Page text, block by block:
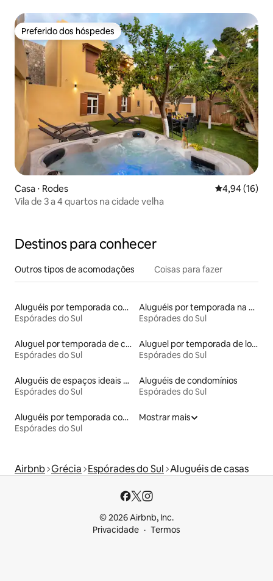
Preferido dos hóspedes
Preferido dos hóspedes
Casa ⋅ Rodes 4,94 de uma
4,94 (16)
Vila de 3 a 4 quartos na cidade velha
Destinos para conhecer
Outros tipos de acomodações Coisas para fazer
Aluguéis por temporada com cama de altura acessível
Espórades do Sul
Aluguéis por temporada na orla
Espórades do Sul
Aluguel por temporada de cavernas
Espórades do Sul
Aluguel por temporada de lofts
Espórades do Sul
Aluguéis de espaços ideais para famílias
Espórades do Sul
Aluguéis de condomínios
Espórades do Sul
Aluguéis por temporada com suítes privativas
Espórades do Sul
Mostrar mais
Airbnb Grécia Espórades do Sul Aluguéis de casas
© 2026 Airbnb, Inc.
Privacidade
Termos